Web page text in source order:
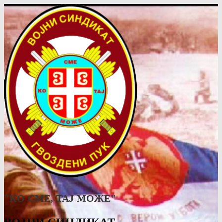
"КО СМЕ, ТАJ МОЖЕ"